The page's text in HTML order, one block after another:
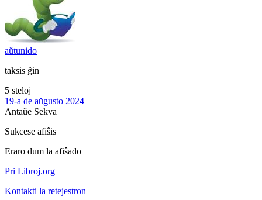
aŭtunido
taksis ĝin
5 steloj
19-a de aŭgusto 2024
Antaŭe Sekva
Sukcese afiŝis
Eraro dum la afiŝado
Pri Libroj.org
Kontakti la retejestron